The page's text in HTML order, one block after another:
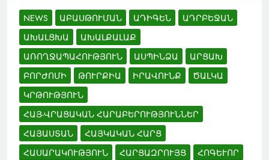
NEWS ԱԲԱՍԹՈՒՄԱՆ ԱԴԻԳԵՆ
ԱԴՐԲԵՋԱՆ
ԱԽԱԼՑԽԱ
ԱԽԱԼՔԱԼԱՔ
ԱՌՈՂՋԱՊԱՀՈՒԹՅՈՒՆ
ԱՍՊԻՆՁԱ
ԱՐՑԱԽ
ԲՈՐԺՈՄԻ
ԹՈՒՐՔԻԱ ԻՐԱՎՈՒՆՔ
ԾԱԼԿԱ
ԿՐԹՈՒԹՅՈՒՆ
ՀԱՅ-ՎՐԱՑԱԿԱՆ ՀԱՐԱԲԵՐՈՒԹՅՈՒՆՆԵՐ
ՀԱՅԱՍՏԱՆ
ՀԱՅԿԱԿԱՆ ՀԱՐՑ
ՀԱՍԱՐԱԿՈՒԹՅՈՒՆ
ՀԱՐՑԱԶՐՈՒՅՑ ՀՈԳԵՒՈՐ